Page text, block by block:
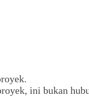
ini bukan